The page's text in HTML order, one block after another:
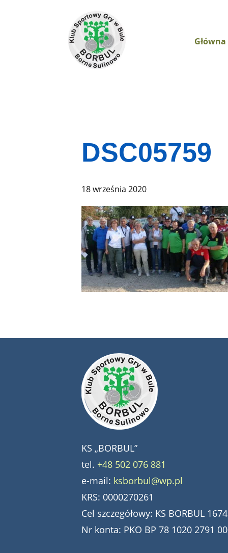
Główna
DSC05759
18 września 2020
KS „BORBUL”
tel. +48 502 076 881
e-mail: ksborbul@wp.pl
KRS: 0000270261
Cel szczegółowy: KS BORBUL
Nr konta: PKO BP 78 1020 2791